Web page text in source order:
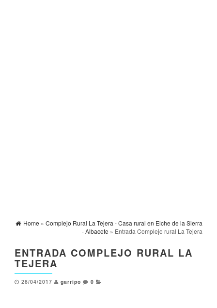
Home » Complejo Rural La Tejera - Casa rural en Elche de la Sierra
- Albacete » Entrada Complejo rural La Tejera
ENTRADA COMPLEJO RURAL LA
TEJERA
28/04/2017 garripo 0